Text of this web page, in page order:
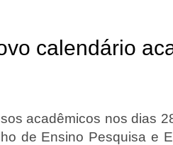
calendário
acadêmicos nos dias
de Ensino Pesquisa e